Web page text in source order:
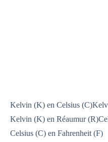
Kelvin (K) en Celsius (C)
Kelvin (K) en Réaumur (R)
Celsius (C) en Fahrenheit (F)